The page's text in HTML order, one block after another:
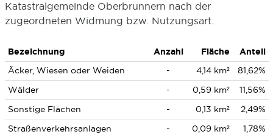
Katastralgemeinde Oberbrunnern nach der
zugeordneten Widmung bzw. Nutzungsart.
Bezeichnung Anzahl Fläche
Anteil
Äcker, Wiesen oder Weiden
- 4,14 km²
81,62%
Wälder
- 0,59 km²
11,56%
Sonstige Flächen
- 0,13 km²
2,49%
Straßenverkehrsanlagen
- 0,09 km² 1,78%